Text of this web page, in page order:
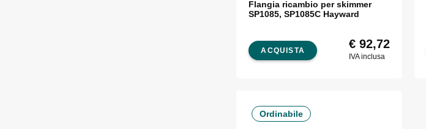
Flangia ricambio per skimmer
SP1085, SP1085C Hayward
ACQUISTA €92,72
IVA inclusa
Ordinabile